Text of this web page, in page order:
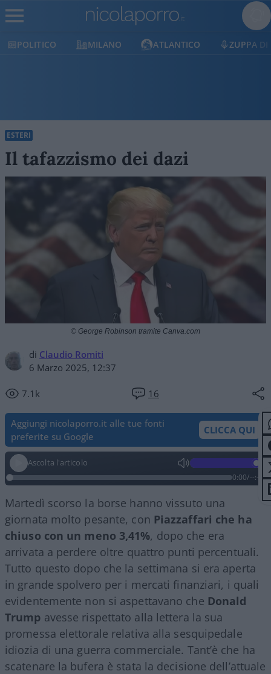
POLITICO MILANO ATLANTICO ZUPPA DI
ESTERI
Il tafazzismo dei dazi
di Claudio Romiti
6 Marzo 2025, 12:37
7.1k 16
© George Robinson tramite Canva.com
Aggiungi nicolaporro.it alle tue fonti
preferite su Google
CLICCA QUI
Ascolta l'articolo
0:00/--:--
Martedì scorso la borse hanno vissuto una
giornata molto pesante, con Piazzaffari che ha
chiuso con un meno 3,41%, dopo che era
arrivata a perdere oltre quattro punti percentuali.
Tutto questo dopo che la settimana si era aperta
in grande spolvero per i mercati finanziari, i quali
evidentemente non si aspettavano che Donald
Trump avesse rispettato alla lettera la sua
promessa elettorale relativa alla sesquipedale
idiozia di una guerra commerciale. Tant’è che ha
scatenare la bufera è stata la decisione dell’attuale